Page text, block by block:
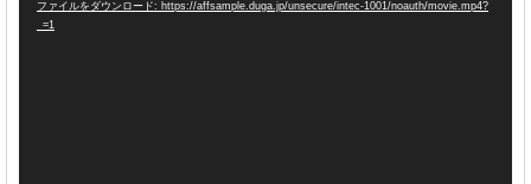
ファイルをダウンロード: https://affsample.duga.jp/unsecure/intec-1001/noauth/movie.mp4?
_=1